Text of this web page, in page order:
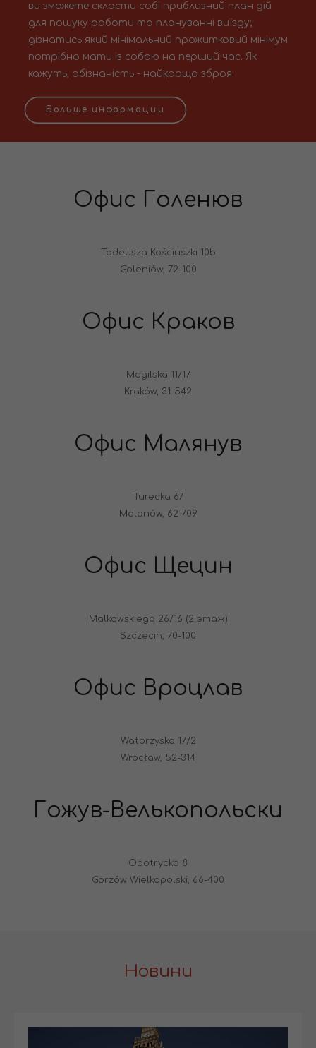
ви зможете скласти собі приблизний план дій
для пошуку роботи та плануванні виїзду;
дізнатись який мінімальний прожитковий мінімум
потрібно мати із собою на перший час. Як
кажуть, обізнаність - найкраща зброя.
Больше информации
Офис Голенюв
Tadeusza Kościuszki 10b
Goleniów, 72-100
Офис Краков
Mogilska 11/17
Kraków, 31-542
Офис Малянув
Turecka 67
Malanów, 62-709
Офис Щецин
Malkowskiego 26/16 (2 этаж)
Szczecin, 70-100
Офис Вроцлав
Watbrzyska 17/2
Wrocław, 52-314
Гожув-Велькопольски
Obotrycka 8
Gorzów Wielkopolski, 66-400
Новини